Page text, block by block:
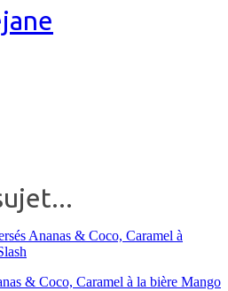
& Coco, Caramel à la bière Mango